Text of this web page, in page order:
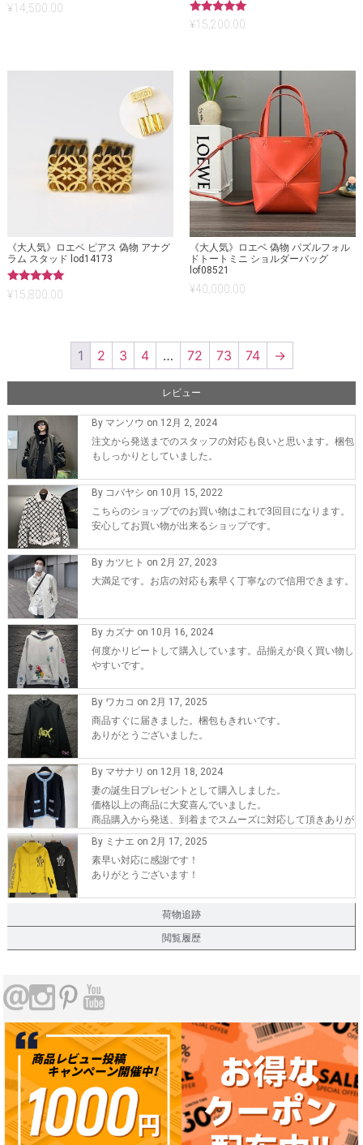
¥14,500.00
5段階中
5.00
¥15,200.00
《大人気》ロエベ ピアス 偽物 アナグ
ラム スタッド lod14173
5段階中
5.00
¥15,800.00
《大人気》ロエベ 偽物 パズルフォル
ドトートミニ ショルダーバッグ
lof08521
¥40,000.00
1 2 3 4 … 72 73 74 →
レビュー
荷物追跡
閲覧履歴
By マンソウ on 12月 2, 2024
注文から発送までのスタッフの対応も良いと思います。梱包
もしっかりとしていました。
By コバヤシ on 10月 15, 2022
こちらのショップでのお買い物はこれで3回目になります。
安心してお買い物が出来るショップです。
By カツヒト on 2月 27, 2023
大満足です。お店の対応も素早く丁寧なので信用できます。
By カズナ on 10月 16, 2024
何度かリピートして購入しています。品揃えが良く買い物し
やすいです。
By ワカコ on 2月 17, 2025
商品すぐに届きました。梱包もきれいです。
ありがとうございました。
By マサナリ on 12月 18, 2024
妻の誕生日プレゼントとして購入しました。
価格以上の商品に大変喜んでいました。
商品購入から発送、到着までスムーズに対応して頂きありが
とうございます。
また、機会が有れば購入したいです。
By ミナエ on 2月 17, 2025
素早い対応に感謝です！
ありがとうございます！